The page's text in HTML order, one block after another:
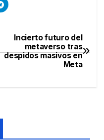
Incierto futuro del
metaverso tras
despidos masivos en
Meta